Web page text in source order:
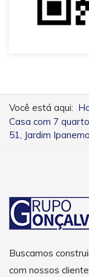
Você está aqui:
Casa com 7
51, Jardim
Buscamos
com nossos